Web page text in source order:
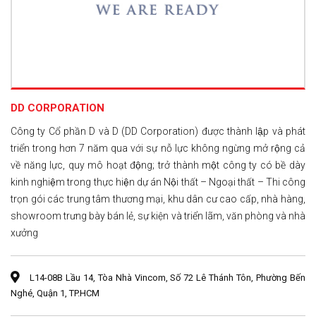
DD CORPORATION
Công ty Cổ phần D và D (DD Corporation) được thành lập và phát
triển trong hơn 7 năm qua với sự nỗ lực không ngừng mở rộng cả
về năng lực, quy mô hoạt động; trở thành một công ty có bề dày
kinh nghiệm trong thực hiện dự án Nội thất – Ngoại thất – Thi công
trọn gói các trung tâm thương mại, khu dân cư cao cấp, nhà hàng,
showroom trưng bày bán lẻ, sự kiện và triển lãm, văn phòng và nhà
xưởng
L14-08B Lầu 14, Tòa Nhà Vincom, Số 72 Lê Thánh Tôn, Phường Bến
Nghé, Quận 1, TP.HCM